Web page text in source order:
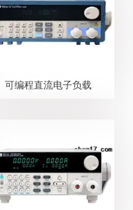
可编程直流电子负载